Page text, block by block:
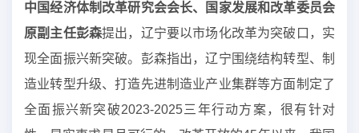
中国经济体制改革研究会会长、国家发展和改革委员会
原副主任彭森提出，辽宁要以市场化改革为突破口，实
现全面振兴新突破。彭森指出，辽宁围绕结构转型、制
造业转型升级、打造先进制造业产业集群等方面制定了
全面振兴新突破2023-2025三年行动方案，很有针对